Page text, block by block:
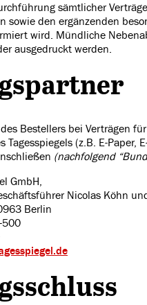
sämtlicher
sowie den ergänzenden
wird. Mündliche
ausgedruckt werden.
Bestellers bei Verträgen
Tagesspiegels (z.B. E-
(nachfolgend
GmbH,
Nicolas Köhn
Berlin
500